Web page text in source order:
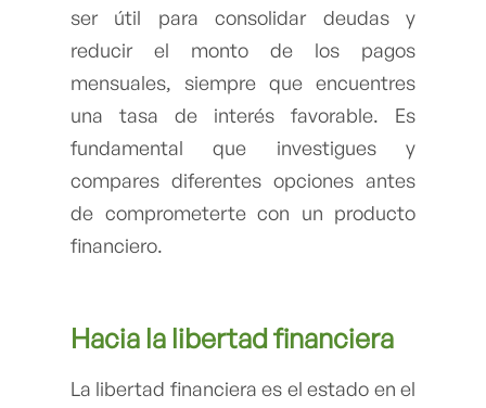
ser útil para consolidar deudas y
reducir el monto de los pagos
mensuales, siempre que encuentres
una tasa de interés favorable. Es
fundamental que investigues y
compares diferentes opciones antes
de comprometerte con un producto
financiero.
Hacia la libertad financiera
La libertad financiera es el estado en el